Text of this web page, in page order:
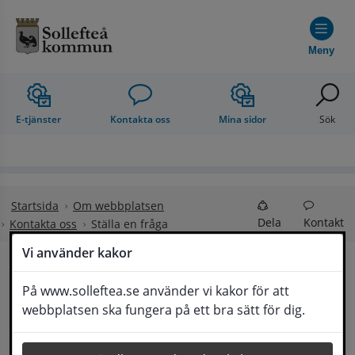
Vi använder kakor
På www.solleftea.se använder vi kakor för att
webbplatsen ska fungera på ett bra sätt för dig.
Meny
E-tjänster Kontakta oss Mina sidor Sök
Startsida
Om webbplatsen
Kontakta oss
Ställa en fråga Dela Kontakt
Ställa en fråga
Om din fråga är omfattande kan det bli aktuellt